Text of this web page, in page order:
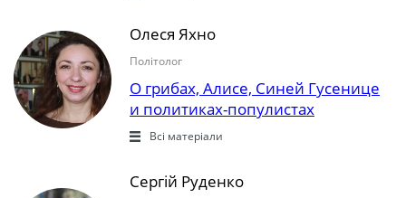
Олеся Яхно
Політолог
О грибах, Алисе, Синей Гусенице
и политиках-популистах
Всі матеріали
Сергій Руденко